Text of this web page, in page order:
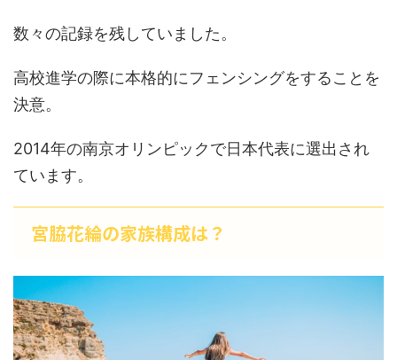
数々の記録を残していました。
高校進学の際に本格的にフェンシングをすることを
決意。
2014年の南京オリンピックで日本代表に選出され
ています。
宮脇花綸の家族構成は？